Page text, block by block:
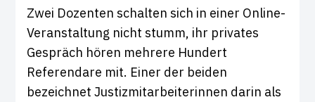
Zwei Dozenten schalten sich in einer Online-
Veranstaltung nicht stumm, ihr privates
Gespräch hören mehrere Hundert
Referendare mit. Einer der beiden
bezeichnet Justizmitarbeiterinnen darin als